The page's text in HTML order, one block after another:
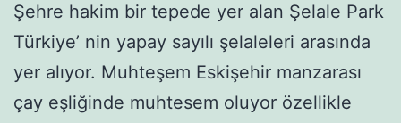
Şehre hakim bir tepede yer alan Şelale Park
Türkiye’ nin yapay sayılı şelaleleri arasında
yer alıyor. Muhteşem Eskişehir manzarası
çay eşliğinde muhtesem oluyor özellikle